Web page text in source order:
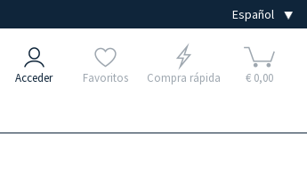
Acceder Favoritos Compra rápida € 0,00